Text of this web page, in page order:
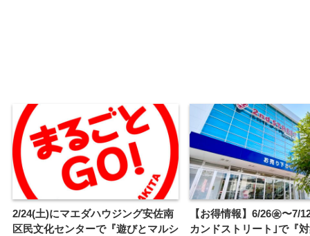
2/24(土)にマエダハウジング安佐南
区民文化センターで『遊びとマルシ
【お得情報】6/26㊎〜7/
カンドストリート｣で『